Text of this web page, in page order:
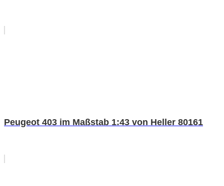
Peugeot 403 im Maßstab 1:43 von Heller 80161